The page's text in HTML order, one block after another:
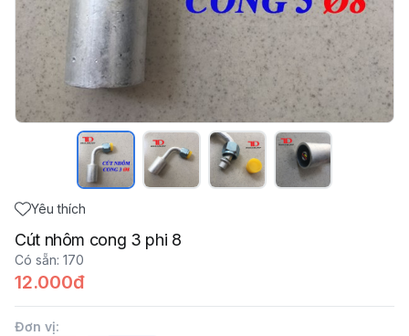
Yêu thích
Cút nhôm cong 3 phi 8
Có sẵn: 170
12.000đ
Đơn vị: